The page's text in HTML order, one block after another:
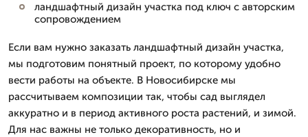
ландшафтный дизайн участка под ключ с авторским
сопровождением
Если вам нужно заказать ландшафтный дизайн участка,
мы подготовим понятный проект, по которому удобно
вести работы на объекте. В Новосибирске мы
рассчитываем композиции так, чтобы сад выглядел
аккуратно и в период активного роста растений, и зимой.
Для нас важны не только декоративность, но и